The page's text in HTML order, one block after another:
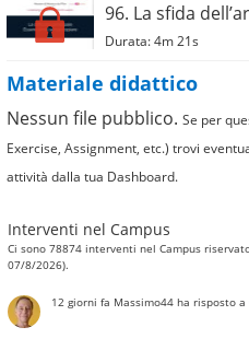
96. La sfida
Durata: 4m 21s
Materiale didattico
Nessun file pubblico.Se per
Exercise, Assignment, etc.) trovi
attività dalla tua Dashboard.
Interventi nel Campus
Ci sono 78874 interventi nel Campus
07/8/2026).
12 giorni fa Massimo44ha risposto a